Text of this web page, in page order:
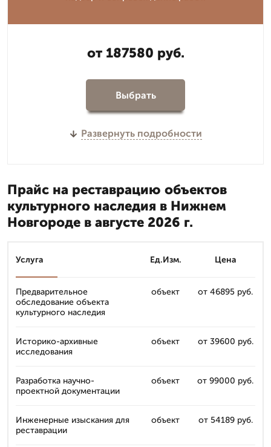
от 187580 руб.
Выбрать
Развернуть подробности
Прайс на реставрацию объектов
культурного наследия в Нижнем
Новгороде в августе 2026 г.
Услуга Ед.Изм. Цена
Предварительное
обследование объекта
культурного наследия
объект от 46895 руб.
Историко-архивные
исследования
объект от 39600 руб.
Разработка научно-
проектной документации
объект от 99000 руб.
Инженерные изыскания для
реставрации
объект от 54189 руб.